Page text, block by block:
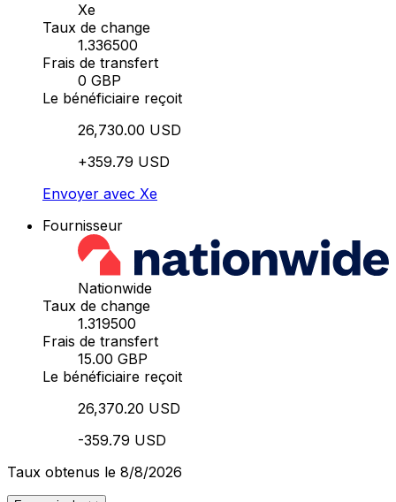
Xe
Taux de change
1.336500
Frais de transfert
0 GBP
Le bénéficiaire reçoit
26,730.00 USD
+359.79 USD
Envoyer avec Xe
Fournisseur
Nationwide
Taux de change
1.319500
Frais de transfert
15.00 GBP
Le bénéficiaire reçoit
26,370.20 USD
-359.79 USD
Taux obtenus le 8/8/2026